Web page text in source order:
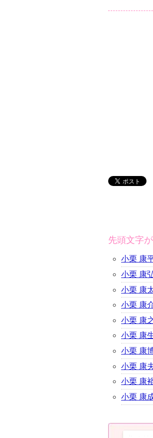
先頭文字
小栗 康
小栗 康
小栗 康
小栗 康
小栗 康
小栗 康
小栗 康
小栗 康
小栗 康
小栗 康